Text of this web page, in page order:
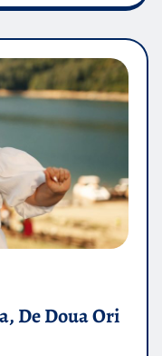
De Doua Ori